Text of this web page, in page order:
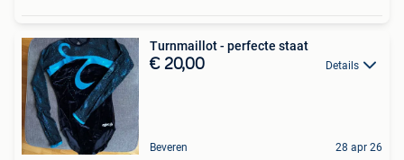
Turnmaillot - perfecte staat
€ 20,00 Details
Beveren 28 apr 26